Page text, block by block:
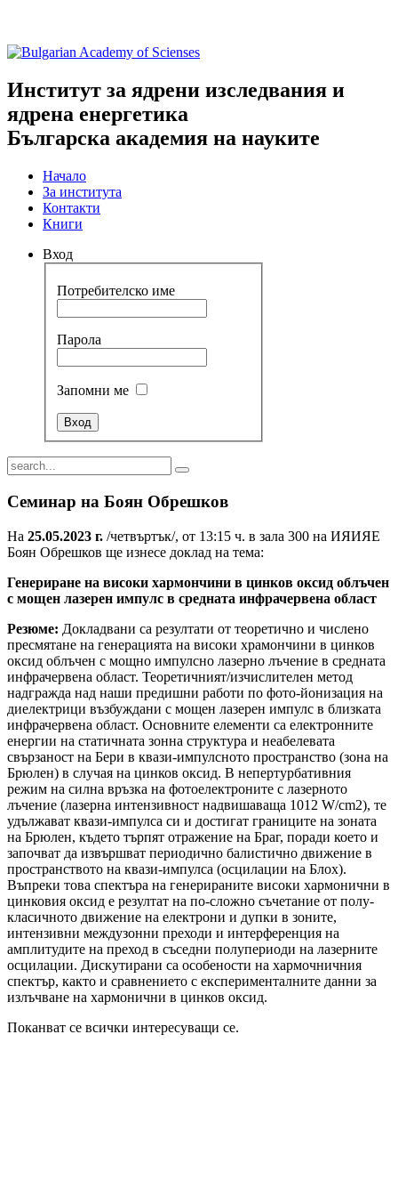
Институт за ядрени изследвания и
ядрена енергетика
Българска академия на науките
Начало
За института
Контакти
Книги
Вход
Потребителско име
Парола
Запомни ме
Семинар на Боян Обрешков
На 25.05.2023 г. /четвъртък/, от 13:15 ч. в зала 300 на ИЯИЯЕ
Боян Обрешков ще изнесе доклад на тема:
Генериране на високи хармончини в цинков оксид облъчен
с мощен лазерен импулс в средната инфрачервена област
Резюме: Докладвани са резултати от теоретично и числено
пресмятане на генерацията на високи храмончини в цинков
оксид облъчен с мощно импулсно лазерно лъчение в средната
инфрачервена област. Теоретичният/изчислителен метод
надгражда над наши предишни работи по фото-йонизация на
диелектрици възбуждани с мощен лазерен импулс в близката
инфрачервена област. Основните елементи са електронните
енергии на статичната зонна структура и неабелевата
свързаност на Бери в квази-импулсното пространство (зона на
Брюлен) в случая на цинков оксид. В непертурбативния
режим на силна връзка на фотоелектроните с лазерното
лъчение (лазерна интензивност надвишаваща 1012 W/cm2), те
удължават квази-импулса си и достигат границите на зоната
на Брюлен, където търпят отражение на Браг, поради което и
започват да извършват периодично балистично движение в
пространството на квази-импулса (осцилации на Блох).
Въпреки това спектъра на генерираните високи хармонични в
цинковия оксид е резултат на по-сложно съчетание от полу-
класичното движение на електрони и дупки в зоните,
интензивни междузонни преходи и интерференция на
амплитудите на преход в съседни полупериоди на лазерните
осцилации. Дискутирани са особености на хармочничния
спектър, както и сравнението с експерименталните данни за
излъчване на хармонични в цинков оксид.
Поканват се всички интересуващи се.